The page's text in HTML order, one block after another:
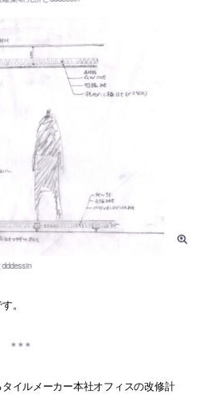
。
イルメーカー本社オフィスの改修計